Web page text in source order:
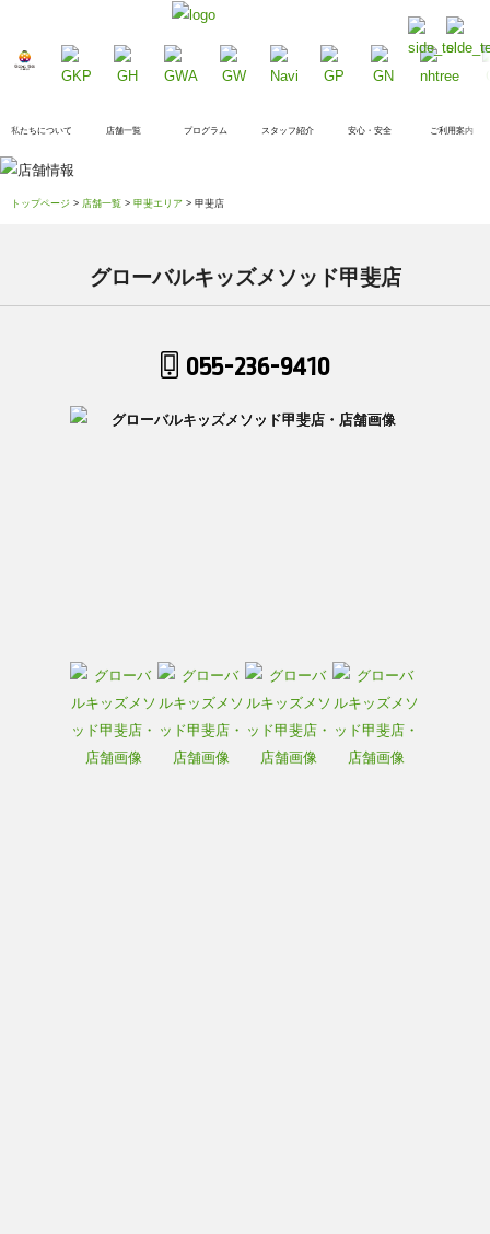
私たちについて 店舗一覧 プログラム スタッフ紹介 安心・安全 ご利用案内
トップページ > 店舗一覧 > 甲斐エリア > 甲斐店
グローバルキッズメソッド甲斐店
055-236-9410